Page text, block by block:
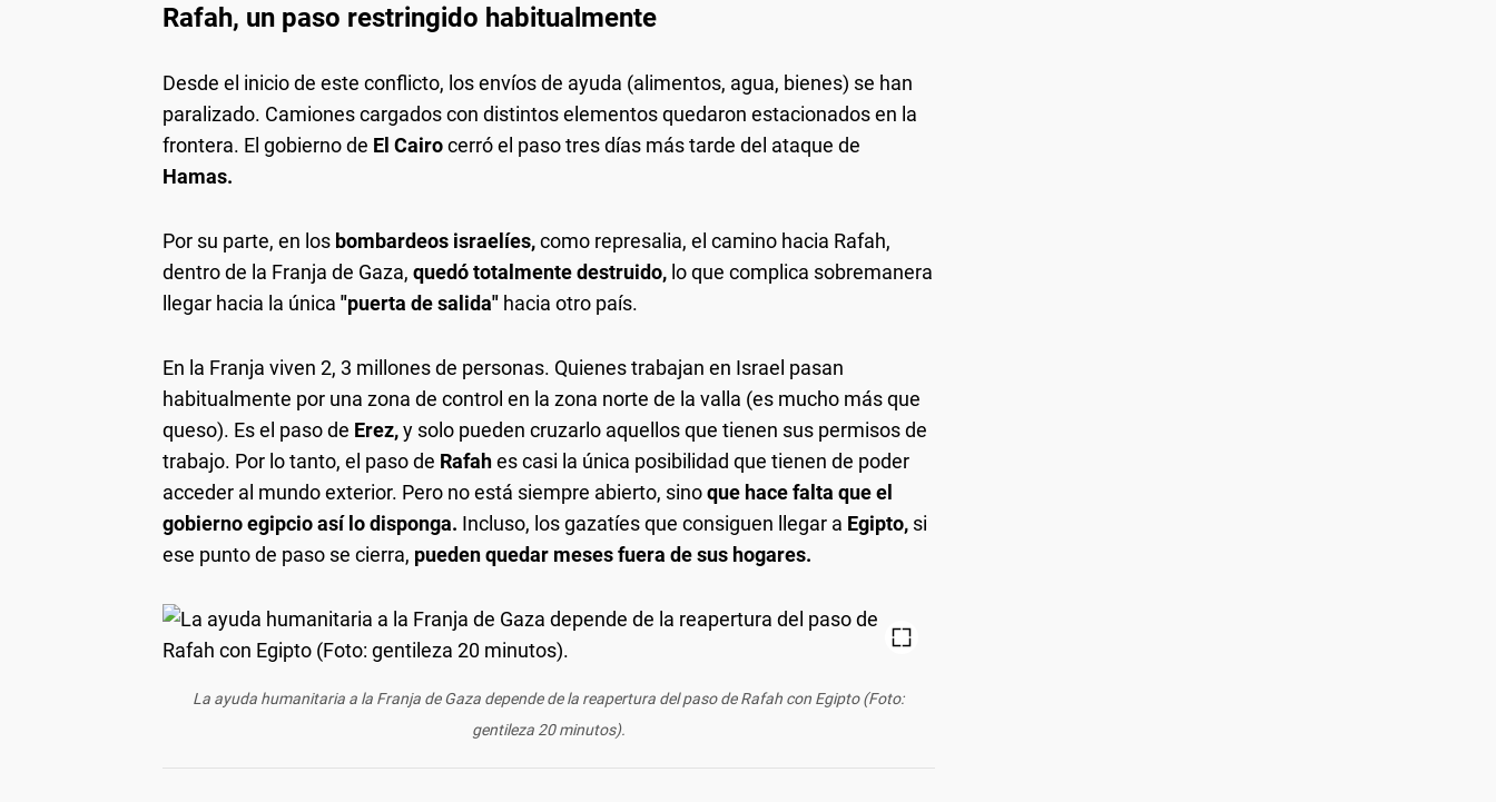
Rafah, un paso restringido habitualmente
Desde el inicio de este conflicto, los envíos de ayuda (alimentos, agua, bienes) se han
paralizado. Camiones cargados con distintos elementos quedaron estacionados en la
frontera. El gobierno de El Cairocerró el paso tres días más tarde del ataque de
Hamas.
Por su parte, en los bombardeos israelíes,como represalia, el camino hacia Rafah,
dentro de la Franja de Gaza, quedó totalmente destruido, lo que complica sobremanera
llegar hacia la única "puerta de salida" hacia otro país.
En la Franja viven 2, 3 millones de personas. Quienes trabajan en Israel pasan
habitualmente por una zona de control en la zona norte de la valla (es mucho más que
queso). Es el paso de Erez,y solo pueden cruzarlo aquellos que tienen sus permisos de
trabajo. Por lo tanto, el paso de Rafahes casi la única posibilidad que tienen de poder
acceder al mundo exterior. Pero no está siempre abierto, sinoque hace falta que el
gobierno egipcio así lo disponga. Incluso, los gazatíes que consiguen llegar a Egipto, si
ese punto de paso se cierra, pueden quedar meses fuera de sus hogares.
La ayuda humanitaria a la Franja de Gaza depende de la reapertura del paso de Rafah con Egipto (Foto:
gentileza 20 minutos).